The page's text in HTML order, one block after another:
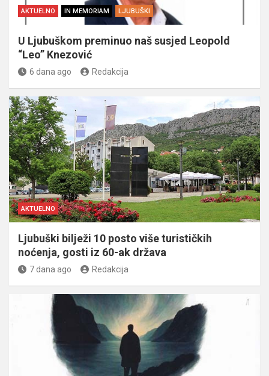
AKTUELNO IN MEMORIAM LJUBUŠKI
U Ljubuškom preminuo naš susjed Leopold
“Leo” Knezović
6 dana ago Redakcija
AKTUELNO
Ljubuški bilježi 10 posto više turističkih
noćenja, gosti iz 60-ak država
7 dana ago Redakcija